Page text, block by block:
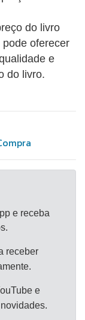
Saviano.
intimidade de
Um país
são
que seja a
partir.
do livro
oferecer
e
do livro.
e receba
receber
e